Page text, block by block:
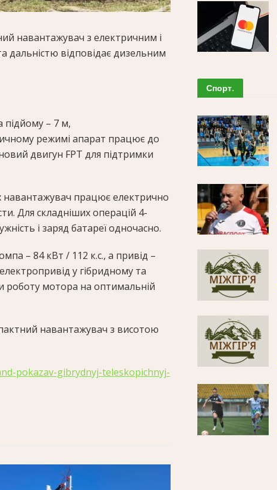
навантажувач з електричним і
дальністю відповідає дизельним
підйому – 7 м,
режимі апарат працює до
двигун FPT для підтримки
навантажувач працює електрично
Для складніших операцій 4-
і заряд батареї одночасно.
– 84 кВт / 112 к.с., а привід –
у гібридному та
роботу мотора на оптимальній
навантажувач з висотою
pokazav-gibrydnyj-teleskopichnyj-
Спорт.